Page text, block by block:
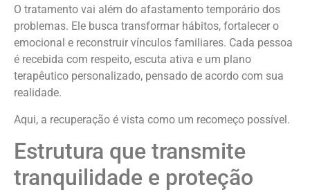
O tratamento vai além do afastamento temporário dos
problemas. Ele busca transformar hábitos, fortalecer o
emocional e reconstruir vínculos familiares. Cada pessoa
é recebida com respeito, escuta ativa e um plano
terapêutico personalizado, pensado de acordo com sua
realidade.
Aqui, a recuperação é vista como um recomeço possível.
Estrutura que transmite
tranquilidade e proteção